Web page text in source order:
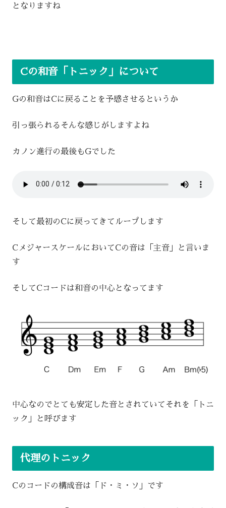
となりますね
Cの和音「トニック」について
Gの和音はCに戻ることを予感させるというか
引っ張られるそんな感じがしますよね
カノン進行の最後もGでした
そして最初のCに戻ってきてループします
CメジャースケールにおいてCの音は「主音」と言いま
す
そしてCコードは和音の中心となってます
中心なのでとても安定した音とされていてそれを「トニ
ック」と呼びます
代理のトニック
Cのコードの構成音は「ド・ミ・ソ」です